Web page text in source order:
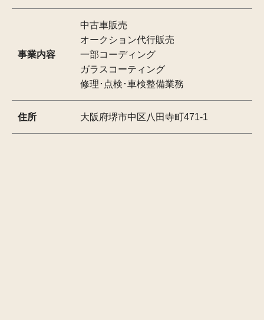
事業内容
中古車販売
オークション代行販売
一部コーディング
ガラスコーティング
修理･点検･車検整備業務
住所 大阪府堺市中区八田寺町471-1